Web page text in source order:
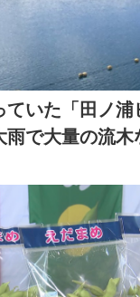
いた「田ノ浦
で大量の流木